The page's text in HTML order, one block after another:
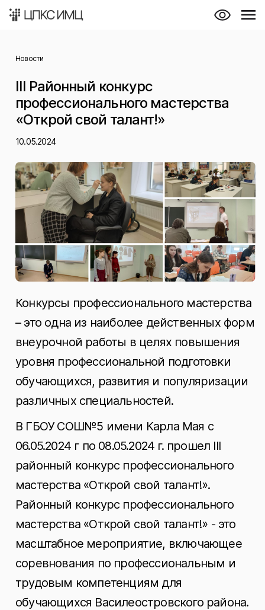
Новости
III Районный конкурс
профессионального мастерства
«Открой свой талант!»
10.05.2024
Конкурсы профессионального мастерства
– это одна из наиболее действенных форм
внеурочной работы в целях повышения
уровня профессиональной подготовки
обучающихся, развития и популяризации
различных специальностей.
В ГБОУ СОШ№5 имени Карла Мая с
06.05.2024 г по 08.05.2024 г. прошел III
районный конкурс профессионального
мастерства «Открой свой талант!».
Районный конкурс профессионального
мастерства «Открой свой талант!» - это
масштабное мероприятие, включающее
соревнования по профессиональным и
трудовым компетенциям для
обучающихся Василеостровского района.